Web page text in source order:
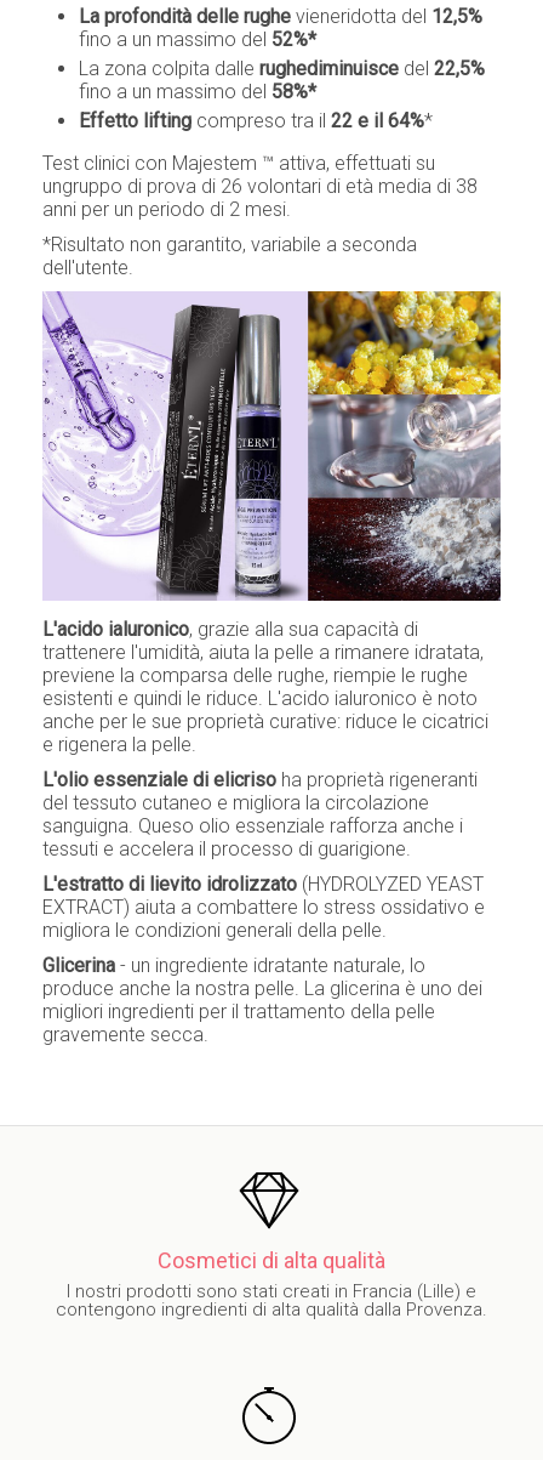
La profondità delle rughe vieneridotta del 12,5%
fino a un massimo del 52%*
La zona colpita dalle rughediminuisce del 22,5%
fino a un massimo del 58%*
Effetto lifting compreso tra il 22 e il 64%*
Test clinici con Majestem ™ attiva, effettuati su
ungruppo di prova di 26 volontari di età media di 38
anni per un periodo di 2 mesi.
*Risultato non garantito, variabile a seconda
dell'utente.
L'acido ialuronico, grazie alla sua capacità di
trattenere l'umidità, aiuta la pelle a rimanere idratata,
previene la comparsa delle rughe, riempie le rughe
esistenti e quindi le riduce. L'acido ialuronico è noto
anche per le sue proprietà curative: riduce le cicatrici
e rigenera la pelle.
L'olio essenziale di elicriso ha proprietà rigeneranti
del tessuto cutaneo e migliora la circolazione
sanguigna. Queso olio essenziale rafforza anche i
tessuti e accelera il processo di guarigione.
L'estratto di lievito idrolizzato (HYDROLYZED YEAST
EXTRACT) aiuta a combattere lo stress ossidativo e
migliora le condizioni generali della pelle.
Glicerina - un ingrediente idratante naturale, lo
produce anche la nostra pelle. La glicerina è uno dei
migliori ingredienti per il trattamento della pelle
gravemente secca.
Cosmetici di alta qualità
I nostri prodotti sono stati creati in Francia (Lille) e
contengono ingredienti di alta qualità dalla Provenza.